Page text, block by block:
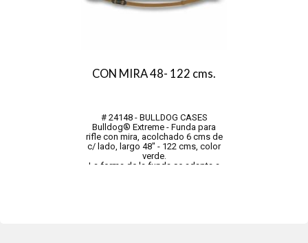
CON MIRA 48- 122 cms.
# 24148 - BULLDOG CASES
Bulldog® Extreme - Funda para
rifle con mira, acolchado 6 cms de
c/ lado, largo 48" - 122 cms, color
verde.
La forma de la funda se adapta a